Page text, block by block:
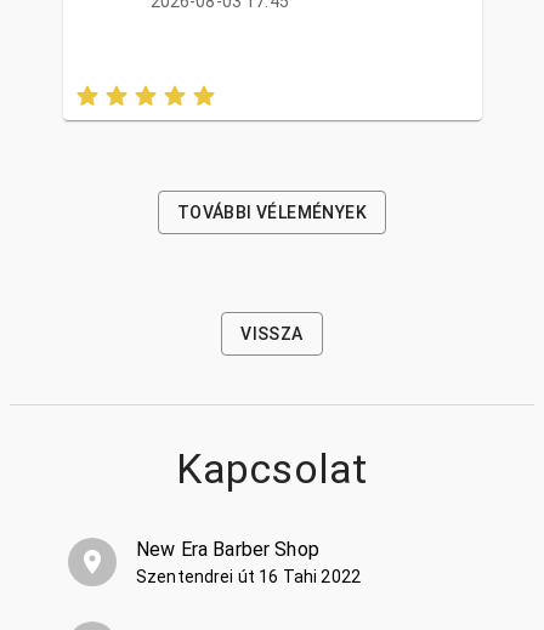
TOVÁBBI VÉLEMÉNYEK
VISSZA
Kapcsolat
New Era Barber Shop
Szentendrei út 16 Tahi 2022